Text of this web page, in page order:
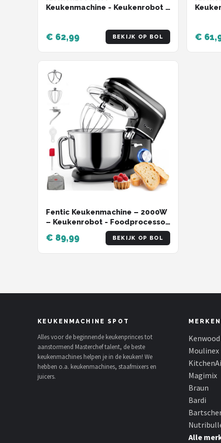
Keukenmachine - Keukenrobot -
€ 62,99 BEKIJK OP BOL €
Fentic Keukenmachine – 2000W
– Keukenrobot - Foodprocessor
- 6,2L Mengkom – Incl.
Beschermhoes en extra
Accessoires – Zwart
€ 89,99 BEKIJK OP BOL
KEUKENMACHINE SPOT
Alles voor de beginnende keukenprinces tot
aanstormend Masterchef talent, de beste
keukenmachines helpen je in de keuken! We
hebben o.a. keukenmachines, staafmixers en
juicers.
MERKEN
Kenwood
Moulinex
Magimix
Braun
Bardi
Alle